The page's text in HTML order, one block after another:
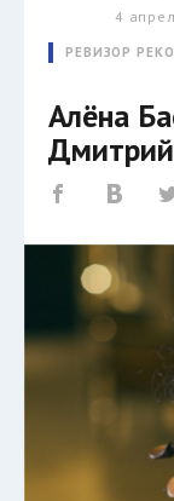
4
РЕВИЗОР
Алёна